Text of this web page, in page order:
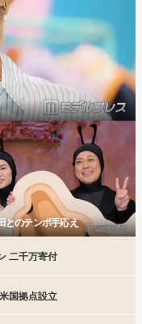
とのテンポ手応え
二千万寄付
国拠点設立